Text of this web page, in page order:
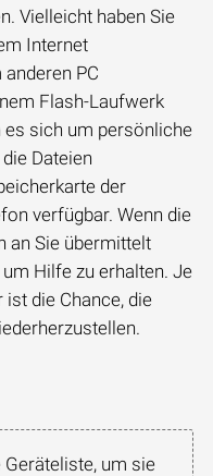
Vielleicht haben Sie
Internet
PC
Flash-Laufwerk
es sich um persönliche
Dateien
der
verfügbar. Wenn die
an Sie übermittelt
Hilfe zu erhalten. Je
die Chance, die
Geräteliste, um sie